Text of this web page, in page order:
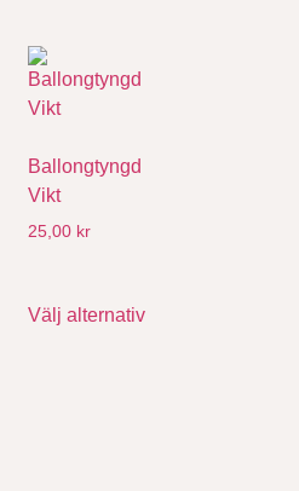
Ballongtyngd
Vikt
25,00 kr
Välj alternativ